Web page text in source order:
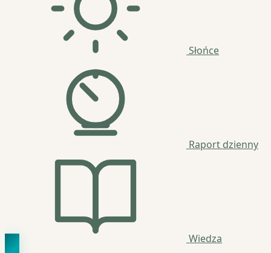
Słońce
Raport dzienny
Wiedza